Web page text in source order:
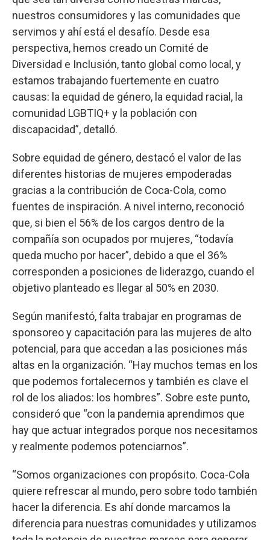
nuestros consumidores y las comunidades que
servimos y ahí está el desafío. Desde esa
perspectiva, hemos creado un Comité de
Diversidad e Inclusión, tanto global como local, y
estamos trabajando fuertemente en cuatro
causas: la equidad de género, la equidad racial, la
comunidad LGBTIQ+ y la población con
discapacidad”, detalló.
Sobre equidad de género, destacó el valor de las
diferentes historias de mujeres empoderadas
gracias a la contribución de Coca-Cola, como
fuentes de inspiración. A nivel interno, reconoció
que, si bien el 56% de los cargos dentro de la
compañía son ocupados por mujeres, “todavía
queda mucho por hacer”, debido a que el 36%
corresponden a posiciones de liderazgo, cuando el
objetivo planteado es llegar al 50% en 2030.
Según manifestó, falta trabajar en programas de
sponsoreo y capacitación para las mujeres de alto
potencial, para que accedan a las posiciones más
altas en la organización. “Hay muchos temas en los
que podemos fortalecernos y también es clave el
rol de los aliados: los hombres”. Sobre este punto,
consideró que “con la pandemia aprendimos que
hay que actuar integrados porque nos necesitamos
y realmente podemos potenciarnos”.
“Somos organizaciones con propósito. Coca-Cola
quiere refrescar al mundo, pero sobre todo también
hacer la diferencia. Es ahí donde marcamos la
diferencia para nuestras comunidades y utilizamos